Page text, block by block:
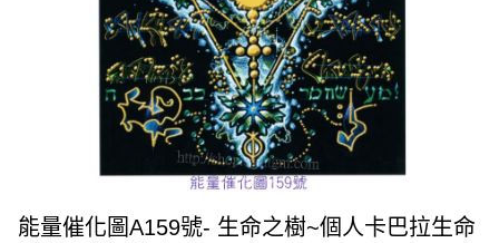
能量催化圖A159號- 生命之樹~個人卡巴拉生命